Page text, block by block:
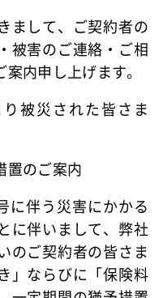
まして、ご契約者の
被害のご連絡・ご相
内申し上げます。
被災された皆さま
置のご案内
に伴う災害にかかる
に伴いまして、弊社
のご契約者の皆さま
」ならびに「保険料